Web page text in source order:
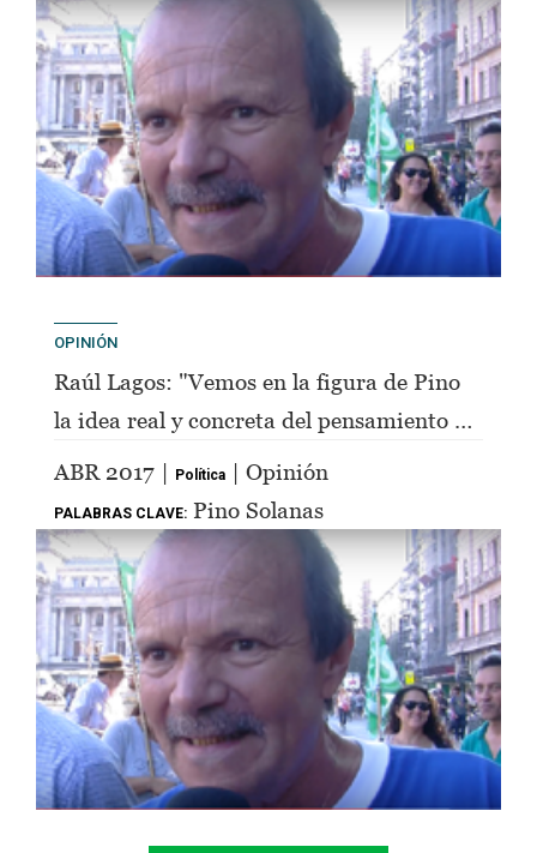
OPINIÓN
Raúl Lagos: "Vemos en la figura de Pino
la idea real y concreta del pensamiento de
Perón"
ABR 2017 | Política | Opinión
PALABRAS CLAVE: Pino Solanas